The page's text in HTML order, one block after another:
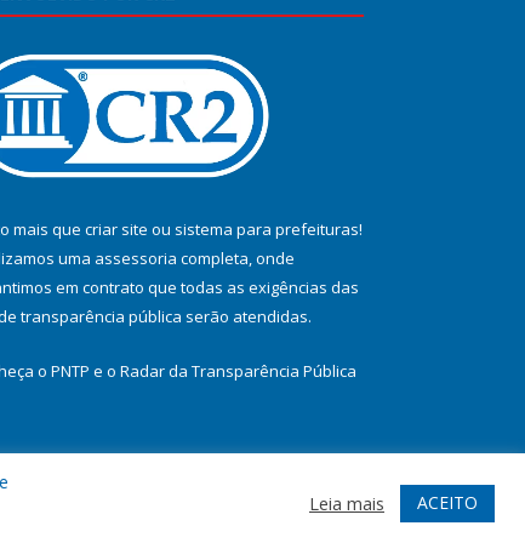
mais que criar site ou sistema para prefeituras!
uma assessoria completa, onde
em contrato que todas as exigências das
transparência pública serão atendidas.
o PNTP e o Radar da Transparência Pública
Acessar Webmail
Leia mais ACEITO